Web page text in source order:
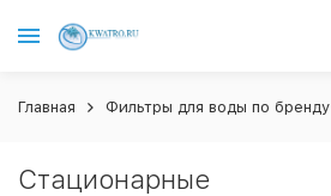
Главная Фильтры для воды по бренду
Стационарные